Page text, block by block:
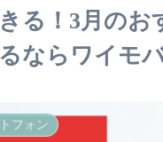
る！3月の
ならワイモ
フォン